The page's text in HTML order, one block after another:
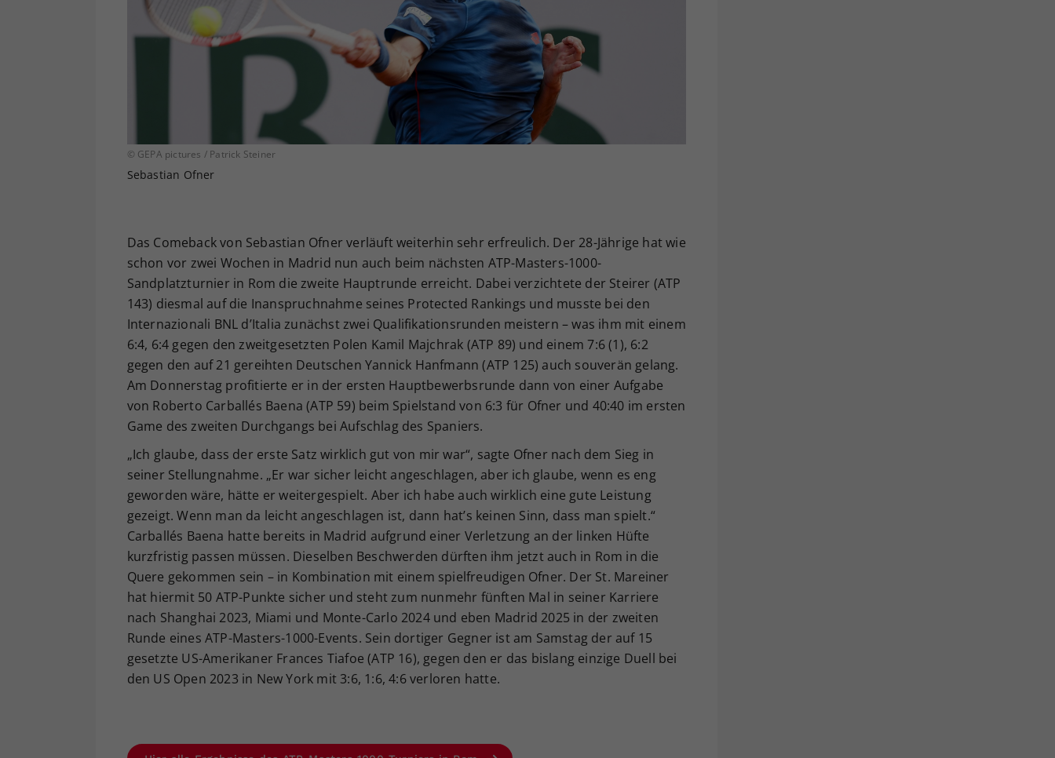
© GEPA pictures / Patrick Steiner
Sebastian Ofner
Das Comeback von Sebastian Ofner verläuft weiterhin sehr erfreulich. Der 28-Jährige hat wie
schon vor zwei Wochen in Madrid nun auch beim nächsten ATP-Masters-1000-
Sandplatzturnier in Rom die zweite Hauptrunde erreicht. Dabei verzichtete der Steirer (ATP
143) diesmal auf die Inanspruchnahme seines Protected Rankings und musste bei den
Internazionali BNL d’Italia zunächst zwei Qualifikationsrunden meistern – was ihm mit einem
6:4, 6:4 gegen den zweitgesetzten Polen Kamil Majchrak (ATP 89) und einem 7:6 (1), 6:2
gegen den auf 21 gereihten Deutschen Yannick Hanfmann (ATP 125) auch souverän gelang.
Am Donnerstag profitierte er in der ersten Hauptbewerbsrunde dann von einer Aufgabe
von Roberto Carballés Baena (ATP 59) beim Spielstand von 6:3 für Ofner und 40:40 im ersten
Game des zweiten Durchgangs bei Aufschlag des Spaniers.
„Ich glaube, dass der erste Satz wirklich gut von mir war“, sagte Ofner nach dem Sieg in
seiner Stellungnahme. „Er war sicher leicht angeschlagen, aber ich glaube, wenn es eng
geworden wäre, hätte er weitergespielt. Aber ich habe auch wirklich eine gute Leistung
gezeigt. Wenn man da leicht angeschlagen ist, dann hat’s keinen Sinn, dass man spielt.“
Carballés Baena hatte bereits in Madrid aufgrund einer Verletzung an der linken Hüfte
kurzfristig passen müssen. Dieselben Beschwerden dürften ihm jetzt auch in Rom in die
Quere gekommen sein – in Kombination mit einem spielfreudigen Ofner. Der St. Mareiner
hat hiermit 50 ATP-Punkte sicher und steht zum nunmehr fünften Mal in seiner Karriere
nach Shanghai 2023, Miami und Monte-Carlo 2024 und eben Madrid 2025 in der zweiten
Runde eines ATP-Masters-1000-Events. Sein dortiger Gegner ist am Samstag der auf 15
gesetzte US-Amerikaner Frances Tiafoe (ATP 16), gegen den er das bislang einzige Duell bei
den US Open 2023 in New York mit 3:6, 1:6, 4:6 verloren hatte.
Ihrer vorgenommen Einstellungen, falls der
Webseiten-Betreiber dies eingestellt hat.